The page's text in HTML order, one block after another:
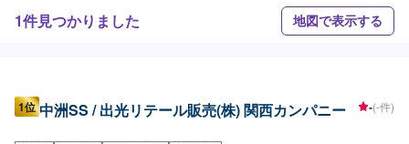
1件見つかりました 地図で表示する
1位 中洲SS / 出光リテール販売(株) 関西カンパニー -(-件)